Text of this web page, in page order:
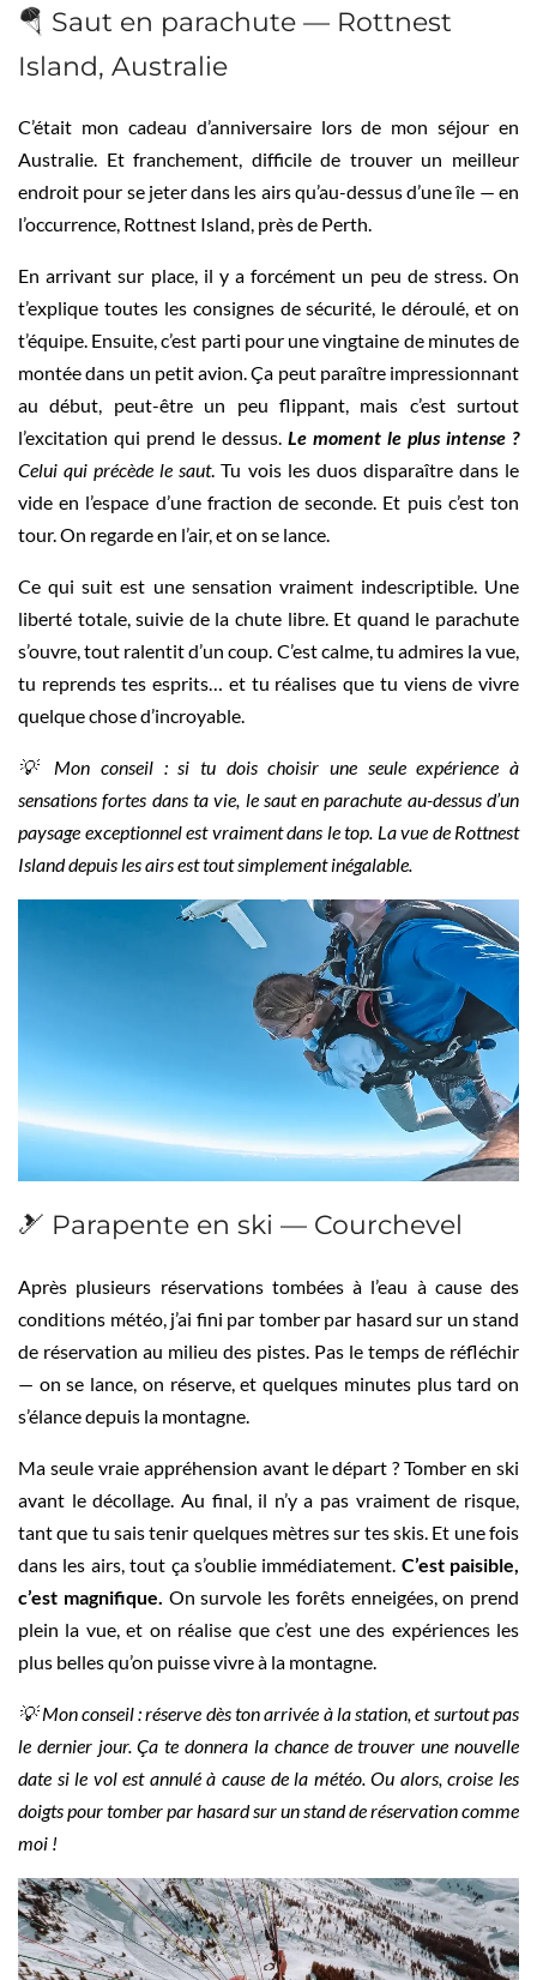
🪂 Saut en parachute — Rottnest
Island, Australie
C’était mon cadeau d’anniversaire lors de mon séjour en
Australie. Et franchement, difficile de trouver un meilleur
endroit pour se jeter dans les airs qu’au-dessus d’une île — en
l’occurrence, Rottnest Island, près de Perth.
En arrivant sur place, il y a forcément un peu de stress. On
t’explique toutes les consignes de sécurité, le déroulé, et on
t’équipe. Ensuite, c’est parti pour une vingtaine de minutes de
montée dans un petit avion. Ça peut paraître impressionnant
au début, peut-être un peu flippant, mais c’est surtout
l’excitation qui prend le dessus. Le moment le plus intense ?
Celui qui précède le saut. Tu vois les duos disparaître dans le
vide en l’espace d’une fraction de seconde. Et puis c’est ton
tour. On regarde en l’air, et on se lance.
Ce qui suit est une sensation vraiment indescriptible. Une
liberté totale, suivie de la chute libre. Et quand le parachute
s’ouvre, tout ralentit d’un coup. C’est calme, tu admires la vue,
tu reprends tes esprits… et tu réalises que tu viens de vivre
quelque chose d’incroyable.
💡 Mon conseil : si tu dois choisir une seule expérience à
sensations fortes dans ta vie, le saut en parachute au-dessus d’un
paysage exceptionnel est vraiment dans le top. La vue de Rottnest
Island depuis les airs est tout simplement inégalable.
🎿 Parapente en ski — Courchevel
Après plusieurs réservations tombées à l’eau à cause des
conditions météo, j’ai fini par tomber par hasard sur un stand
de réservation au milieu des pistes. Pas le temps de réfléchir
— on se lance, on réserve, et quelques minutes plus tard on
s’élance depuis la montagne.
Ma seule vraie appréhension avant le départ ? Tomber en ski
avant le décollage. Au final, il n’y a pas vraiment de risque,
tant que tu sais tenir quelques mètres sur tes skis. Et une fois
dans les airs, tout ça s’oublie immédiatement. C’est paisible,
c’est magnifique. On survole les forêts enneigées, on prend
plein la vue, et on réalise que c’est une des expériences les
plus belles qu’on puisse vivre à la montagne.
💡 Mon conseil : réserve dès ton arrivée à la station, et surtout pas
le dernier jour. Ça te donnera la chance de trouver une nouvelle
date si le vol est annulé à cause de la météo. Ou alors, croise les
doigts pour tomber par hasard sur un stand de réservation comme
moi !